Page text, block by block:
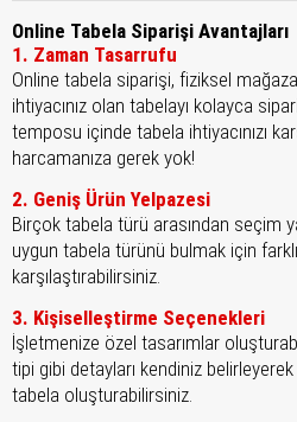
Online Tabela Siparişi Avantajları
1. Zaman Tasarrufu
Online tabela siparişi, fiziksel
ihtiyacınız olan tabelayı kolayca
temposu içinde tabela ihtiyacınızı
harcamanıza gerek yok!
2. Geniş Ürün Yelpazesi
Birçok tabela türü arasından seçim
uygun tabela türünü bulmak için
karşılaştırabilirsiniz.
3. Kişiselleştirme Seçenekleri
İşletmenize özel tasarımlar
tipi gibi detayları kendiniz
tabela oluşturabilirsiniz.